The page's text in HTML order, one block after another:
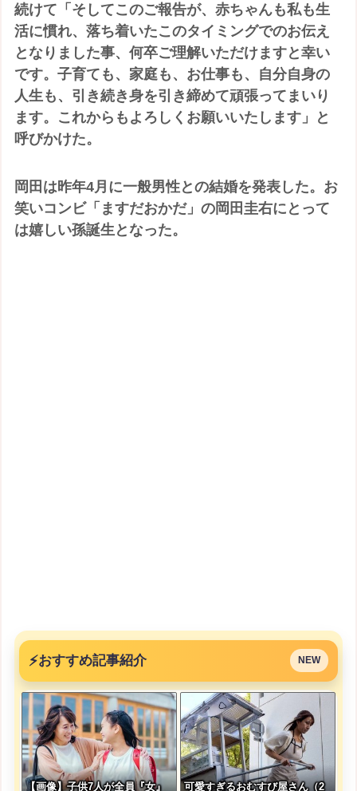
続けて「そしてこのご報告が、赤ちゃんも私も生
活に慣れ、落ち着いたこのタイミングでのお伝え
となりました事、何卒ご理解いただけますと幸い
です。子育ても、家庭も、お仕事も、自分自身の
人生も、引き続き身を引き締めて頑張ってまいり
ます。これからもよろしくお願いいたします」と
呼びかけた。
岡田は昨年4月に一般男性との結婚を発表した。お
笑いコンビ「ますだおかだ」の岡田圭右にとって
は嬉しい孫誕生となった。
⚡おすすめ記事紹介 NEW
【画像】子供7人が全員『女』 可愛すぎるおむすび屋さん（2